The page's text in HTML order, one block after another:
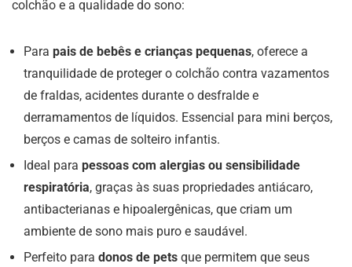
colchão e a qualidade do sono:
Para pais de bebês e crianças pequenas, oferece a
tranquilidade de proteger o colchão contra vazamentos
de fraldas, acidentes durante o desfralde e
derramamentos de líquidos. Essencial para mini berços,
berços e camas de solteiro infantis.
Ideal para pessoas com alergias ou sensibilidade
respiratória, graças às suas propriedades antiácaro,
antibacterianas e hipoalergênicas, que criam um
ambiente de sono mais puro e saudável.
Perfeito para donos de pets que permitem que seus